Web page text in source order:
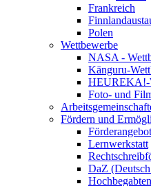
Frankreich
Polen
Wettbewerbe
NASA -
Känguru-
HEUREKA!-
Foto- und
Fördern und
Lernwerkstatt
DaZ